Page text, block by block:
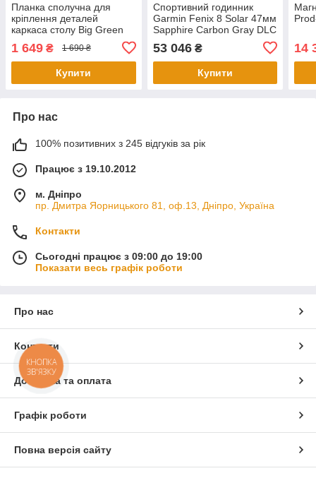
Планка сполучна для
кріплення деталей
каркаса столу Big Green
1 649 ₴ 1 690 ₴
Купити
Спортивний годинник
Garmin Fenix 8 Solar 47мм
Sapphire Carbon Gray DLC
силіконовим ремінцем
010-02906-11
53 046₴
Купити
14
Про нас
100% позитивних з 245 відгуків за рік
Працює з 19.10.2012
м. Дніпро
пр. Дмитра Яорницького 81, оф.13, Дніпро, Україна
Контакти
Сьогодні працює з 09:00 до 19:00
Показати весь графік роботи
Про нас
Контакти
Доставка та оплата
Графік роботи
Повна версія сайту
КНОПКА
ЗВ'ЯЗКУ